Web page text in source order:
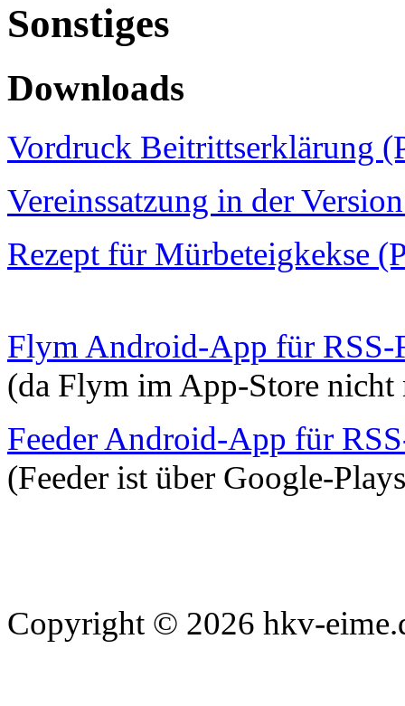
Sonstiges
Downloads
Vordruck Beitrittserklärung
Vereinssatzung in der
Rezept für Mürbeteigkekse
Flym Android-App für RSS-
(da Flym im App-Store nicht
Feeder Android-App für
(Feeder ist über Google-
Copyright © 2026 hkv-